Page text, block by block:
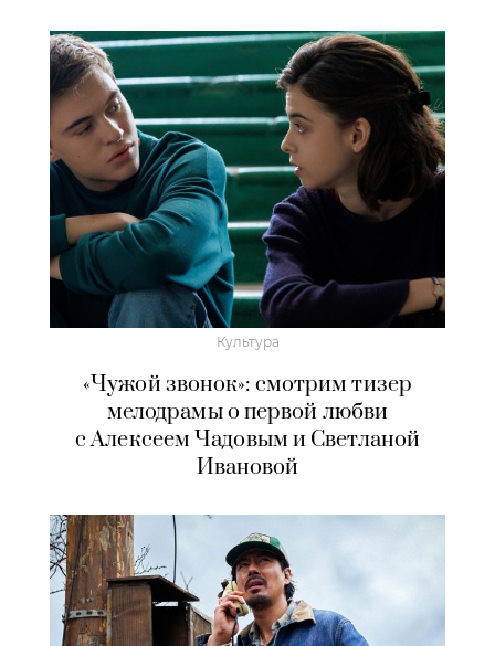
Культура
«Чужой звонок»: смотрим тизер
мелодрамы о первой любви
с Алексеем Чадовым и Светланой
Ивановой